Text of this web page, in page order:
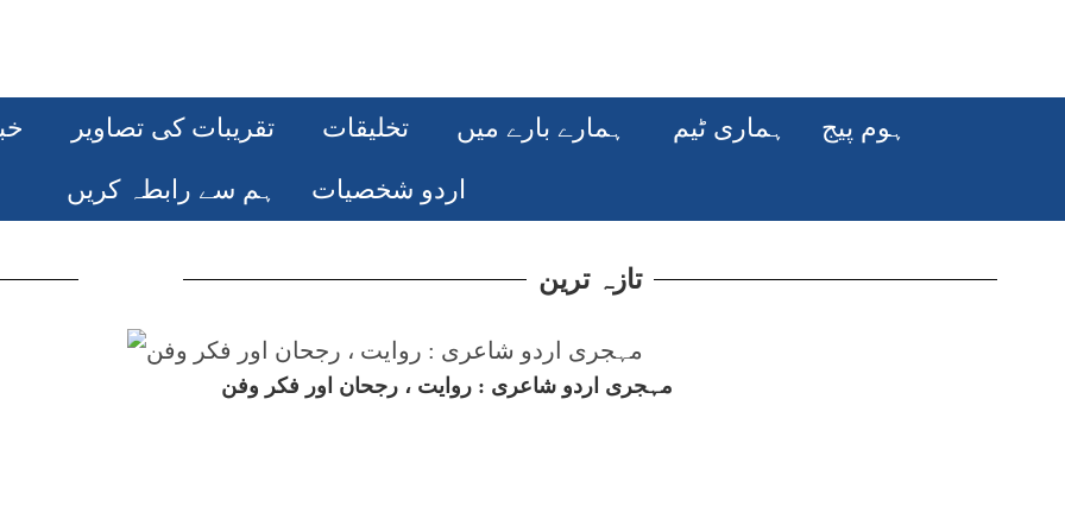
ہوم پیج ہماری ٹیم ہمارے بارے میں تخلیقات تقریبات کی تصاویر
اردو شخصیات ہم سے رابطہ کریں
تازہ ترین
مہجری اردو شاعری : روایت ، رجحان اور فکر وفن